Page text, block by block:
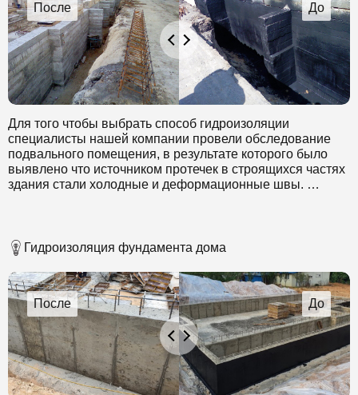
Для того чтобы выбрать способ гидроизоляции
специалисты нашей компании провели обследование
подвального помещения, в результате которого было
выявлено что источником протечек в строящихся частях
здания стали холодные и деформационные швы.
выбран метод распыления с применением
полиуретановой смолы Sika® Injection-201. Методом
распыления наносили смолу Sika на фундамент. Этот
состав обладает повышенной текучестью, в результате
чего были заполнены все мельчайшие дефекты и
микротрещины. Данный способ обеспечивает
продолжительный срок службы такой защиты и о
протечках в деформационных швах можно будет забыть
на долгие годы.
Гидроизоляция фундамента дома